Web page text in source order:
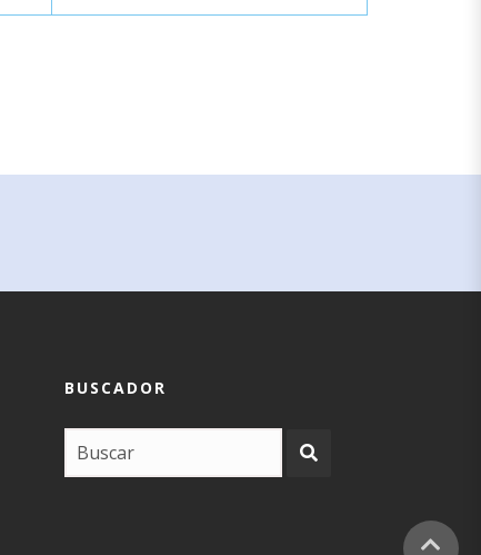
BUSCADOR